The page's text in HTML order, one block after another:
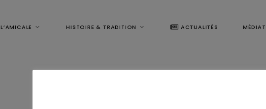
L’AMICALE HISTOIRE & TRADITION ACTUALITÉS